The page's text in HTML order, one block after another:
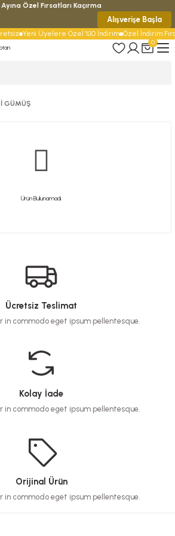
Özel Fırsatları Kaçırma
Alışverişe Başla
Yeni Üyelere Özel %10 İndirim Özel İndirim
0
GÜMÜŞ
Ürün Bulunamadı.
Ücretsiz Teslimat
in commodo eget ipsum pellentesque.
Kolay İade
in commodo eget ipsum pellentesque.
Orijinal Ürün
in commodo eget ipsum pellentesque.